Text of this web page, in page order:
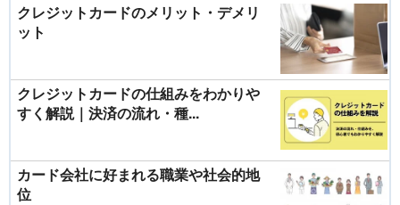
クレジットカードのメリット・デメリ
ット
クレジットカードの仕組みをわかりや
すく解説｜決済の流れ・種...
カード会社に好まれる職業や社会的地
位